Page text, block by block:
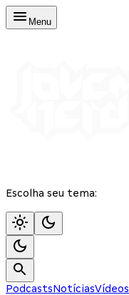
Menu
Escolha seu tema:
PodcastsNotíciasVídeos